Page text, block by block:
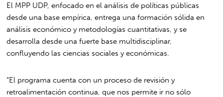
El MPP UDP, enfocado en el análisis de políticas públicas
desde una base empírica, entrega una formación sólida en
análisis económico y metodologías cuantitativas, y se
desarrolla desde una fuerte base multidisciplinar,
confluyendo las ciencias sociales y económicas.
“El programa cuenta con un proceso de revisión y
retroalimentación continua, que nos permite ir no sólo